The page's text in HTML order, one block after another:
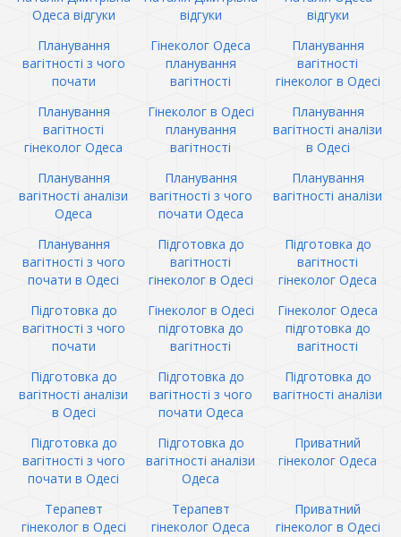
Одеса відгуки
відгуки
відгуки
Планування
вагітності з чого
почати
Гінеколог Одеса
планування
вагітності
Планування
вагітності
гінеколог в Одесі
Планування
вагітності
гінеколог Одеса
Гінеколог в Одесі
планування
вагітності
Планування
вагітності аналізи
в Одесі
Планування
вагітності аналізи
Одеса
Планування
вагітності з чого
почати Одеса
Планування
вагітності аналізи
Планування
вагітності з чого
почати в Одесі
Підготовка до
вагітності
гінеколог в Одесі
Підготовка до
вагітності
гінеколог Одеса
Підготовка до
вагітності з чого
почати
Гінеколог в Одесі
підготовка до
вагітності
Гінеколог Одеса
підготовка до
вагітності
Підготовка до
вагітності аналізи
в Одесі
Підготовка до
вагітності з чого
почати Одеса
Підготовка до
вагітності аналізи
Підготовка до
вагітності з чого
почати в Одесі
Підготовка до
вагітності аналізи
Одеса
Приватний
гінеколог Одеса
Терапевт
гінеколог в Одесі
Терапевт
гінеколог Одеса
Приватний
гінеколог в Одесі